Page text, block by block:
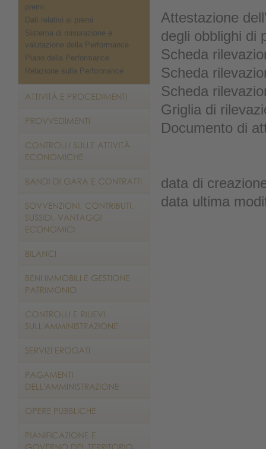
premi
Dati relativi ai premi
Sistema di misurazione e
valutazione della Performance
Piano della Performance
Relazione sulla Performance
Attestazione
degli obblighi di
Scheda
Scheda
Scheda
Griglia di
Documento di
data di
data ultima